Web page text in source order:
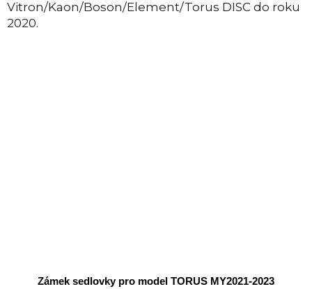
Vitron/Kaon/Boson/Element/Torus DISC do roku
2020.
Zámek sedlovky pro model TORUS MY2021-2023